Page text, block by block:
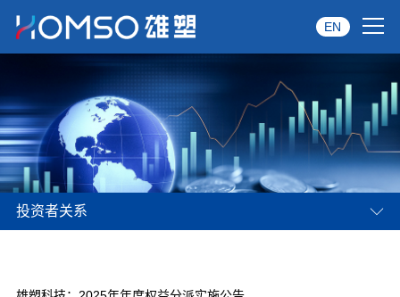
关于雄塑
产品中心
品牌服务
EN
投资者关系